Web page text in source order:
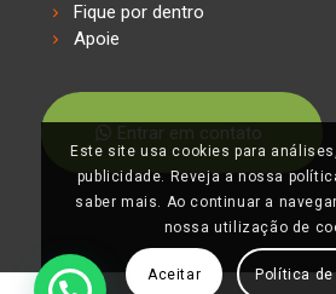
Fique por dentro
Apoie
Entrar em contato
Este site usa cookies para
publicidade. Reveja a nossa
saber mais. Ao continuar a
nossa utilização de
Aceitar Política